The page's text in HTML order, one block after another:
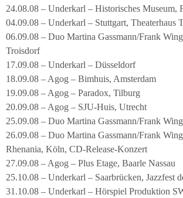
24.08.08 – Underkarl – Historisches Museum,
04.09.08 – Underkarl – Stuttgart, Theaterhaus
06.09.08 – Duo Martina Gassmann/Frank
Troisdorf
17.09.08 – Underkarl – Düsseldorf
18.09.08 – Agog – Bimhuis, Amsterdam
19.09.08 – Agog – Paradox, Tilburg
20.09.08 – Agog – SJU-Huis, Utrecht
25.09.08 – Duo Martina Gassmann/Frank
26.09.08 – Duo Martina Gassmann/Frank
Rhenania, Köln, CD-Release-Konzert
27.09.08 – Agog – Plus Etage, Baarle Nassau
25.10.08 – Underkarl – Saarbrücken, Jazzfest
31.10.08 – Underkarl – Hörspiel Produktion